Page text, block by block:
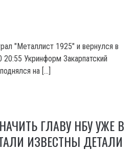
"Металлист 1925" и вернулся в
20:55 Укринформ Закарпатский
на […]
ГЛАВУ НБУ УЖЕ В
ИЗВЕСТНЫ ДЕТАЛИ